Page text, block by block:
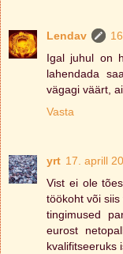
Lendav
Igal juhul on
lahendada
vägagi väärt,
Vasta
yrt 17. aprill
Vist ei ole
töökoht või
tingimused
eurost
kvalifitseeruks